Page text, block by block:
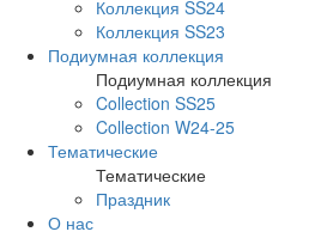
Коллекция SS24
Коллекция SS23
Подиумная коллекция
Подиумная коллекция
Collection SS25
Collection W24-25
Тематические
Тематические
Праздник
О нас